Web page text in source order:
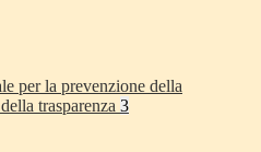
per la prevenzione della
trasparenza 3